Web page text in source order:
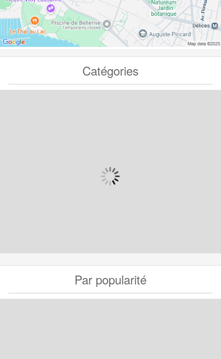
Catégories
Par popularité